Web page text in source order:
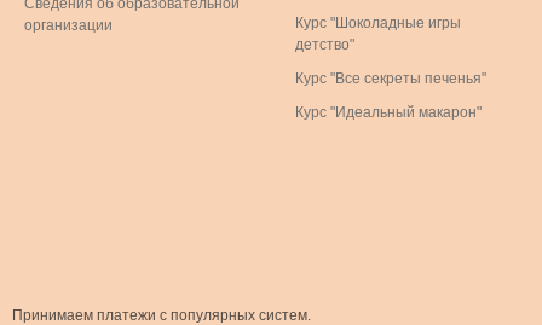
Сведения об образовательной
организации
Курс "Шоколадные игры
детство"
Курс "Все секреты печенья"
Курс "Идеальный макарон"
Принимаем платежи с популярных систем.